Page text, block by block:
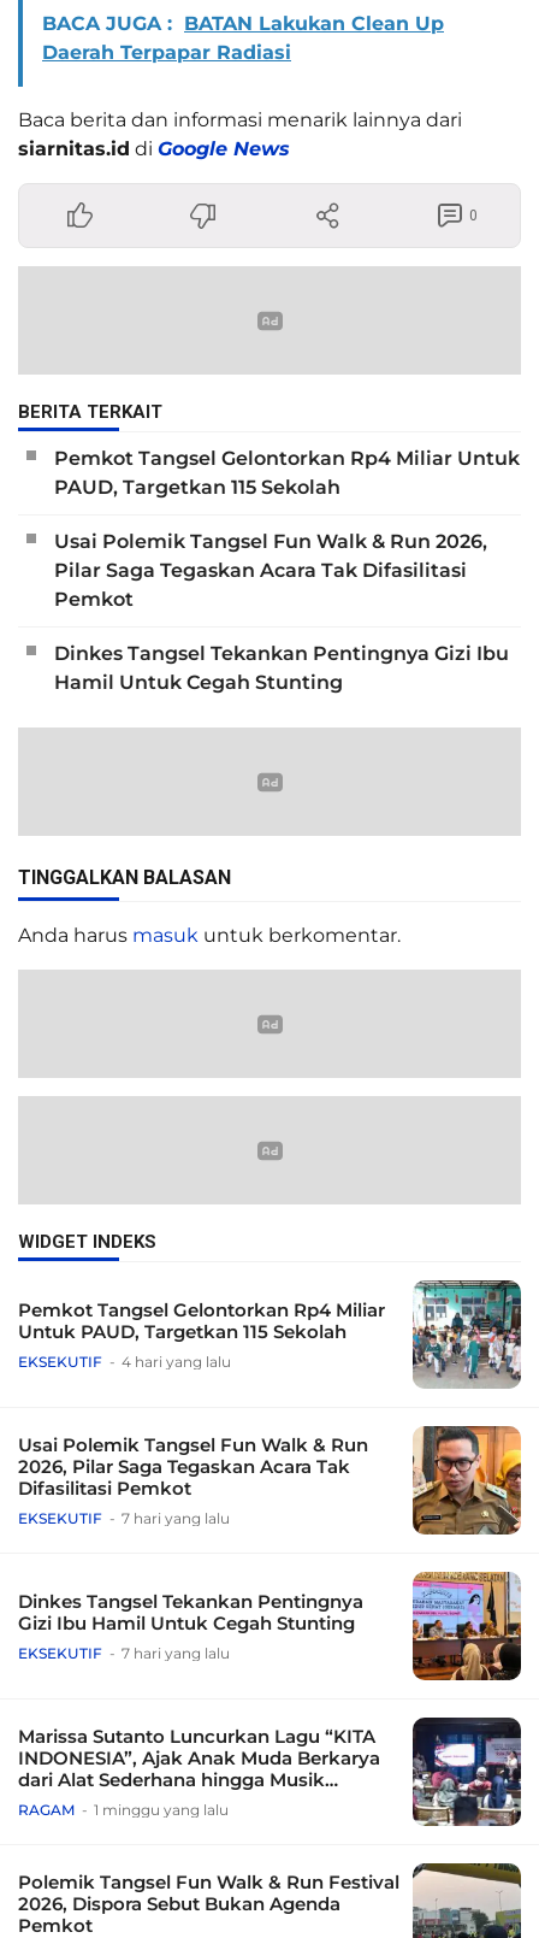
BACA JUGA : BATAN Lakukan Clean Up
Daerah Terpapar Radiasi
Baca berita dan informasi menarik lainnya dari
siarnitas.id di Google News
0
BERITA TERKAIT
Pemkot Tangsel Gelontorkan Rp4 Miliar Untuk
PAUD, Targetkan 115 Sekolah
Usai Polemik Tangsel Fun Walk & Run 2026,
Pilar Saga Tegaskan Acara Tak Difasilitasi
Pemkot
Dinkes Tangsel Tekankan Pentingnya Gizi Ibu
Hamil Untuk Cegah Stunting
TINGGALKAN BALASAN
Anda harus masuk untuk berkomentar.
WIDGET INDEKS
Pemkot Tangsel Gelontorkan Rp4 Miliar
Untuk PAUD, Targetkan 115 Sekolah
EKSEKUTIF 4 hari yang lalu
Usai Polemik Tangsel Fun Walk & Run
2026, Pilar Saga Tegaskan Acara Tak
Difasilitasi Pemkot
EKSEKUTIF 7 hari yang lalu
Dinkes Tangsel Tekankan Pentingnya
Gizi Ibu Hamil Untuk Cegah Stunting
EKSEKUTIF 7 hari yang lalu
Marissa Sutanto Luncurkan Lagu “KITA
INDONESIA”, Ajak Anak Muda Berkarya
dari Alat Sederhana hingga Musik
Tradisional
RAGAM 1 minggu yang lalu
Polemik Tangsel Fun Walk & Run Festival
2026, Dispora Sebut Bukan Agenda
Pemkot